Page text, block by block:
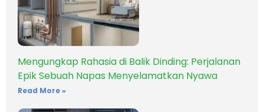
Mengungkap Rahasia di Balik Dinding: Perjalanan
Epik Sebuah Napas Menyelamatkan Nyawa
Read More »